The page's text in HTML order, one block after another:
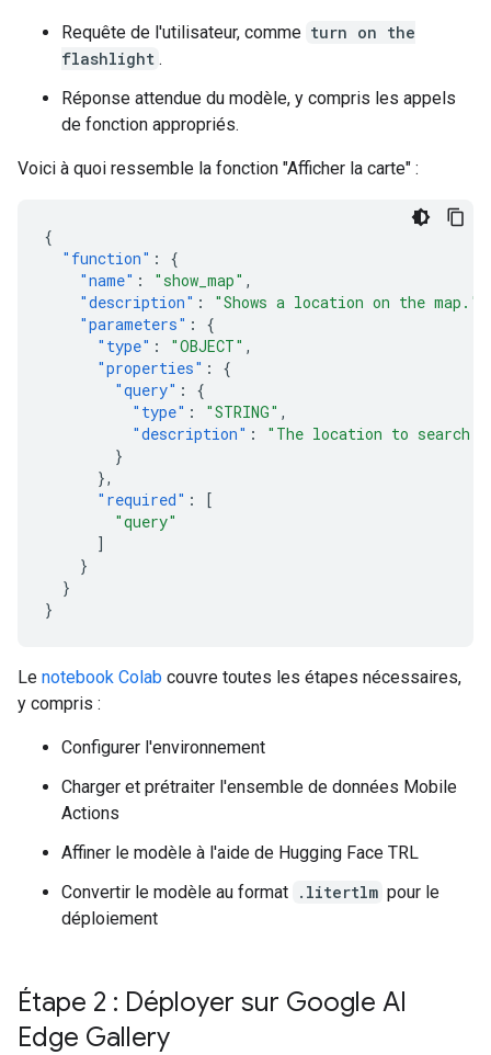
Requête de l'utilisateur, comme turn on the
flashlight .
Réponse attendue du modèle, y compris les appels
de fonction appropriés.
Voici à quoi ressemble la fonction "Afficher la carte" :
{
"function" :
{
"name" : "show_map" ,
"description" : "Shows a location on the map."
"parameters" :
{
"type" : "OBJECT" ,
"properties" :
{
"query" :
{
"type" : "STRING" ,
"description" :
"The location to search
}
},
"required" :
[
"query"
]
}
}
}
Le notebook Colab couvre toutes les étapes nécessaires,
y compris :
Configurer l'environnement
Charger et prétraiter l'ensemble de données Mobile
Actions
Affiner le modèle à l'aide de Hugging Face TRL
Convertir le modèle au format .litertlm pour le
déploiement
Étape 2 : Déployer sur Google AI
Edge Gallery